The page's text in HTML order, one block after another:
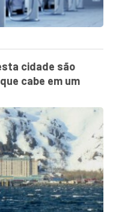
cidade são
cabe em um